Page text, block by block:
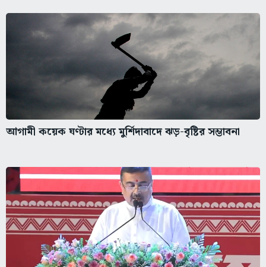
আগামী কয়েক ঘণ্টার মধ্যে মুর্শিদাবাদে ঝড়-বৃষ্টির সম্ভাবনা